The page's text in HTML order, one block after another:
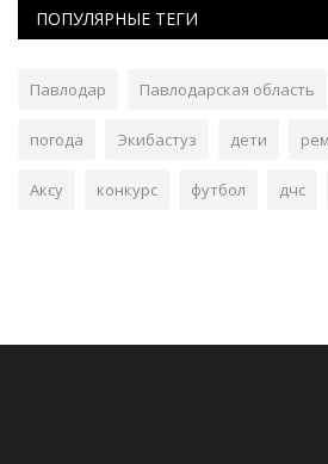
ПОПУЛЯРНЫЕ ТЕГИ
Павлодар Павлодарская область
погода Экибастуз дети
Аксу конкурс футбол дчс